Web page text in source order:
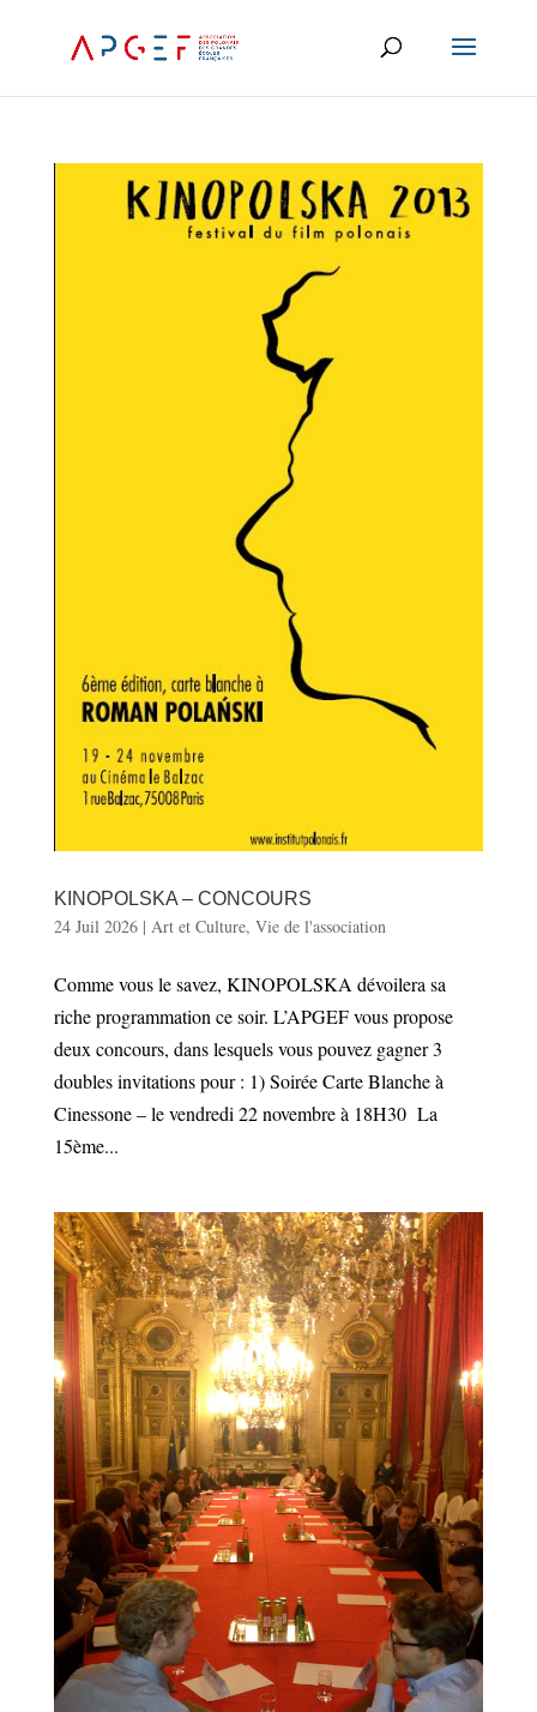
KINOPOLSKA – CONCOURS
24 Juil 2026| Art et Culture, Vie de l'association
Comme vous le savez, KINOPOLSKA dévoilera sa
riche programmation ce soir. L’APGEF vous propose
deux concours, dans lesquels vous pouvez gagner 3
doubles invitations pour : 1) Soirée Carte Blanche à
Cinessone – le vendredi 22 novembre à 18H30 La
15ème...